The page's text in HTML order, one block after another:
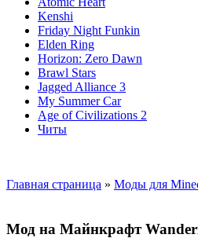
Kenshi
Friday Night Funkin
Elden Ring
Horizon: Zero Dawn
Brawl Stars
Jagged Alliance 3
My Summer Car
Age of Civilizations 2
Читы
Главная страница » Моды для
Мод на Майнкрафт